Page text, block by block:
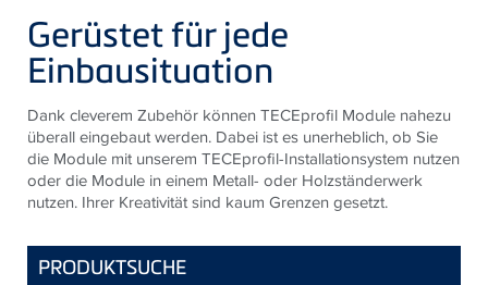
Gerüstet für jede
Einbausituation
Dank cleverem Zubehör können TECEprofil Module nahezu
überall eingebaut werden. Dabei ist es unerheblich, ob Sie
die Module mit unserem TECEprofil-Installationsystem nutzen
oder die Module in einem Metall- oder Holzständerwerk
nutzen. Ihrer Kreativität sind kaum Grenzen gesetzt.
PRODUKTSUCHE